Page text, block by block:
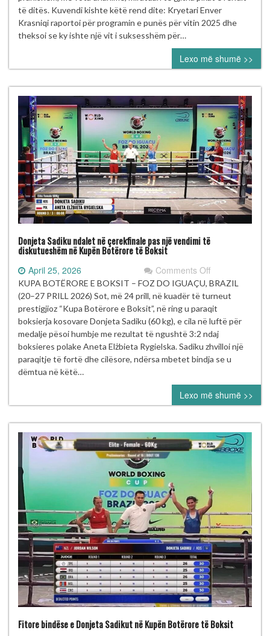
FBOXK-
së
unanimisht
programet
dhe
pranon
klube
të
reja
të ditës. Kuvendi kishte këtë rend dite: Kryetari Enver
Krasniqi raportoi për programin e punës për vitin 2025 dhe
theksoi se ky ishte një vit i suksesshëm për…
Lexo më shumë >>
Donjeta Sadiku ndalet në çerekfinale pas një vendimi të
diskutueshëm në Kupën Botërore të Boksit
April 25, 2026 Comments Offon
Donjeta
Sadiku
ndalet
në
çerekfinale
pas
një
të
diskutueshëm
në
Kupën
Botërore
të
KUPA BOTËRORE E BOKSIT – FOZ DO IGUAÇU, BRAZIL
(20–27 PRILL 2026) Sot, më 24 prill, në kuadër të turneut
prestigjioz “Kupa Botërore e Boksit”, në ring u paraqit
boksierja kosovare Donjeta Sadiku (60 kg), e cila në luftë për
medalje pësoi humbje me rezultat të ngushtë 3:2 ndaj
boksieres polake Aneta Elżbieta Rygielska. Sadiku zhvilloi një
paraqitje të fortë dhe cilësore, ndërsa mbetet bindja se u
dëmtua në këtë…
Lexo më shumë >>
Fitore bindëse e Donjeta Sadikut në Kupën Botërore të Boksit